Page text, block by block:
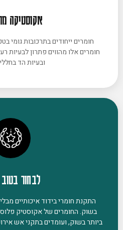
אקוסטיקה
חומרים ייחודים בתרכובות גומי
חומרים אלו מהווים פתרון לבעיות
ובעיות הד
לבחור בטוב
התקנת חומרי בידוד איכותיים
בשוק. החומרים של אקוסטיק פלוס
ביותר בשוק, ועומדים בתקני אש